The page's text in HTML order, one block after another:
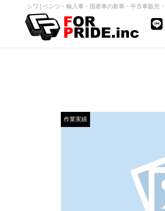
シワ | ベンツ・輸入車・国産車の新車・中古車販売
作業実績